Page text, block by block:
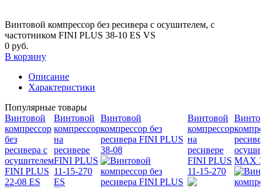
Винтовой компрессор без ресивера с осушителем, с
частотником FINI PLUS 38-10 ES VS
0 руб.
В корзину
Описание
Характеристики
Популярные товары
Винтовой
компрессор
без
ресивера с
осушителем
FINI PLUS
22-08 ES
Винтовой
компрессор
на
ресивере
FINI PLUS
11-15-270
ES
Винтовой
компрессор без
ресивера FINI PLUS
38-08
Винтовой
компрессор
на
ресивере
FINI PLUS
11-15-270
MAX